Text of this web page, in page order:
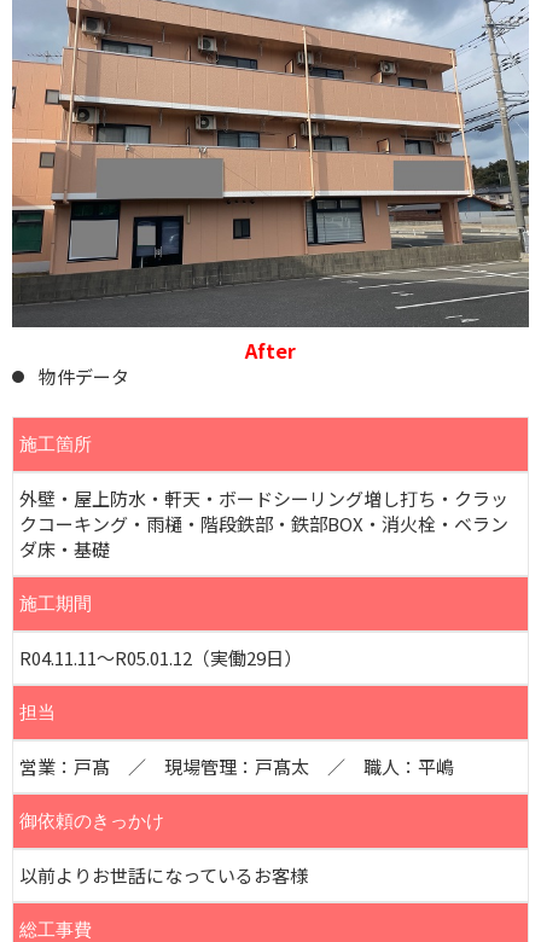
After
物件データ
施工箇所
外壁・屋上防水・軒天・ボードシーリング増し打ち・クラッ
クコーキング・雨樋・階段鉄部・鉄部BOX・消火栓・ベラン
ダ床・基礎
施工期間
R04.11.11～R05.01.12（実働29日）
担当
営業：戸髙 ／ 現場管理：戸髙太 ／ 職人：平嶋
御依頼のきっかけ
以前よりお世話になっているお客様
総工事費